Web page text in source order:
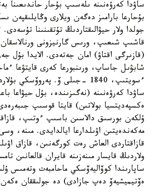
ساۋدا كەرۋەنىنە ىلەسىپ بۇحار حاندىعىنا
بۇحارعا بارامىز دەگەن ويلارى وڭايلىقپەن
جولدا ولار حيۋالىقتاردىڭ تۇتقىنىنا
قاشىپ شىعىپ، ورىس گارنيزونى ورنالاسقان
(قازىرگى اقتاۋ) امان جەتەدى. الايدا بۇل
شابۋىل جاساپ، ورىنبورعا كەرى قايتۋعا
ءسويتىپ، 1840 -جىلى ۆ. پەروۆسكي
ساۋدا كەرۋەنىنە (نەگىزىندە، بۇل حيۋاعا
ەكسپەديتسيا بولاتىن) قايتا قوسىپ
ۇلكەن بورسىق دالاسىن باسىپ ءوتىپ،
مەكەندەيتىن اۋىلدارعا ايالدايدى. مىنە،
قازاقتاردى العاش رەت كورگەنىن، قازاق
ولاردىڭ قايسار مىنەزىنە قايران قالعانىن
ساپارىندا كوۆاليەۆسكي ماحامبەت وتەمىس
ەۆتيميشيەۆ دەپ جازادى) دە جولىققان